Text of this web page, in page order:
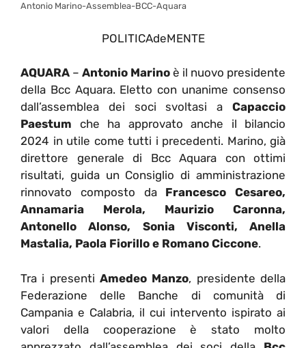
Antonio Marino-Assemblea-BCC-Aquara
POLITICAdeMENTE
AQUARA – Antonio Marino è il nuovo presidente
della Bcc Aquara. Eletto con unanime consenso
dall’assemblea dei soci svoltasi a Capaccio
Paestum che ha approvato anche il bilancio
2024 in utile come tutti i precedenti. Marino, già
direttore generale di Bcc Aquara con ottimi
risultati, guida un Consiglio di amministrazione
rinnovato composto da Francesco Cesareo,
Annamaria Merola, Maurizio Caronna,
Antonello Alonso, Sonia Visconti, Anella
Mastalia, Paola Fiorillo e Romano Ciccone.
Tra i presenti Amedeo Manzo, presidente della
Federazione delle Banche di comunità di
Campania e Calabria, il cui intervento ispirato ai
valori della cooperazione è stato molto